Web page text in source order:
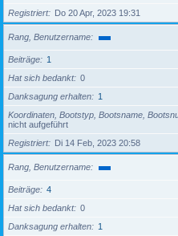
Registriert
Do 20 Apr, 2023 19:31
Rang, Benutzername
Beiträge
1
Hat sich bedankt
0
Danksagung erhalten
1
Koordinaten, Bootstyp, Bootsname,
nicht aufgeführt
Registriert
Di 14 Feb, 2023 20:58
Rang, Benutzername
Beiträge
4
Hat sich bedankt
0
Danksagung erhalten
1